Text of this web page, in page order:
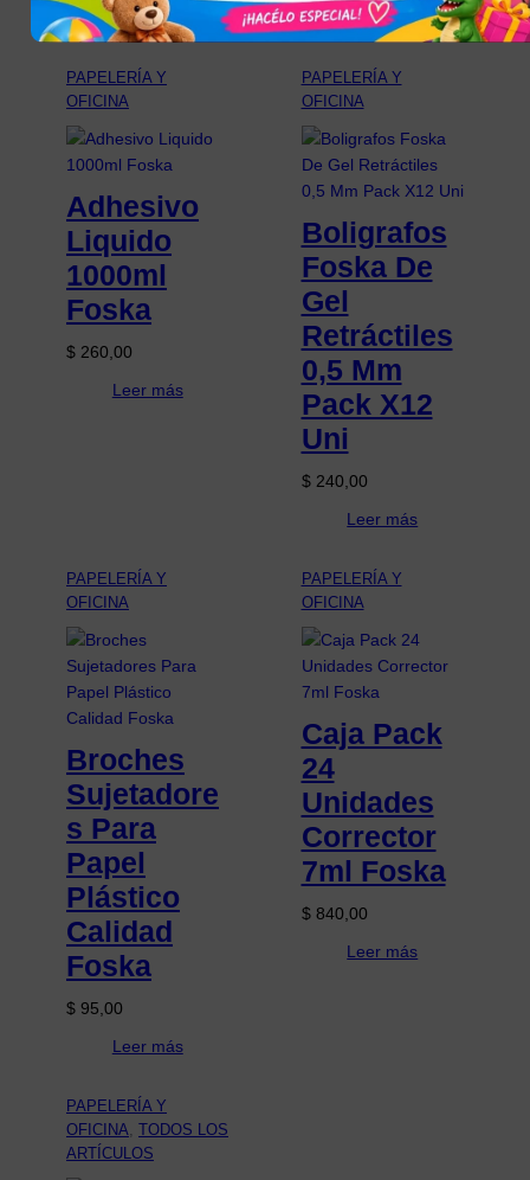
You may also like
PAPELERÍA Y
OFICINA
Adhesivo
Liquido
1000ml
Foska
$ 260,00
Leer más
PAPELERÍA Y
OFICINA
Boligrafos
Foska De
Gel
Retráctiles
0,5 Mm
Pack X12
Uni
$240,00
Leer más
PAPELERÍA Y
OFICINA
Broches
Sujetadore
s Para
Papel
Plástico
Calidad
Foska
$ 95,00
Leer más
PAPELERÍA Y
OFICINA
Caja Pack
24
Unidades
Corrector
7ml Foska
$840,00
Leer más
PAPELERÍA Y
OFICINA TODOS LOS
ARTÍCULOS